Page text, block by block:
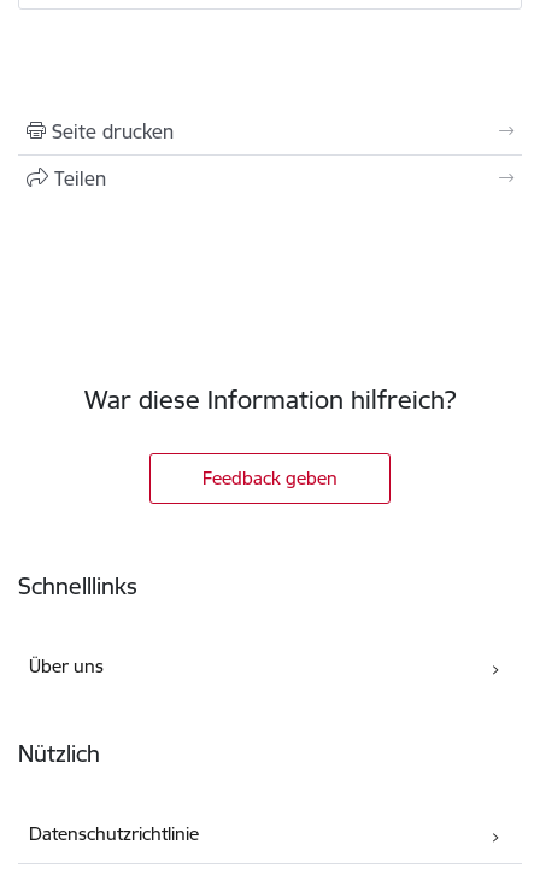
Seite drucken
Teilen
War diese Information hilfreich?
Feedback geben
Schnelllinks
Über uns
Nützlich
Datenschutzrichtlinie